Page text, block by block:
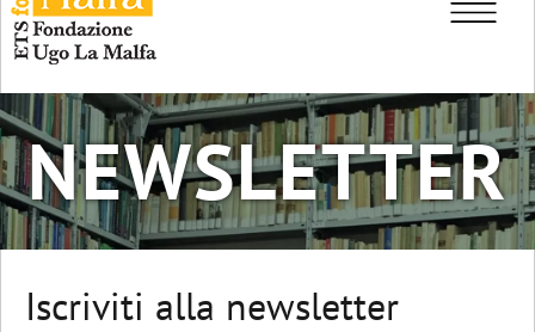
NEWSLETTER
Iscriviti alla newsletter